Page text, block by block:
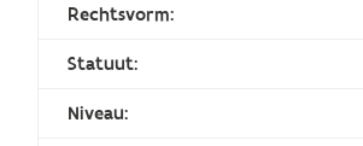
Rechtsvorm:
Statuut:
Niveau: